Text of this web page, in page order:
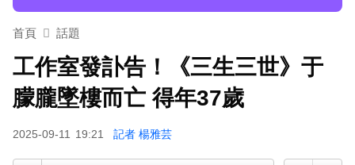
首頁 話題
工作室發訃告！《三生三世》于
朦朧墜樓而亡 得年37歲
2025-09-11 19:21 記者 楊雅芸